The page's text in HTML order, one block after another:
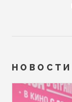
НОВОСТИ